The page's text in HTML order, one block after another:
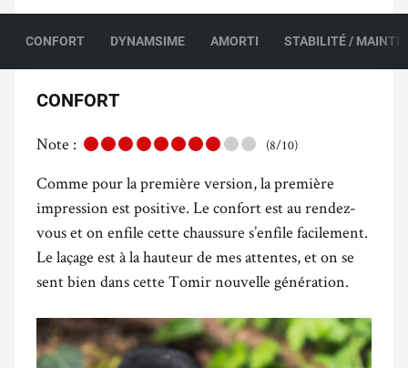
CONFORT DYNAMSIME AMORTI STABILITÉ /
CONFORT
Note : (8/10)
Comme pour la première version, la première
impression est positive. Le confort est au rendez-
vous et on enfile cette chaussure s’enfile facilement.
Le laçage est à la hauteur de mes attentes, et on se
sent bien dans cette Tomir nouvelle génération.